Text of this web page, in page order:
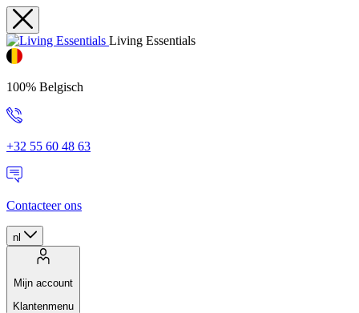
Living Essentials
100% Belgisch
+32 55 60 48 63
Contacteer ons
nl
Mijn account
Klantenmenu